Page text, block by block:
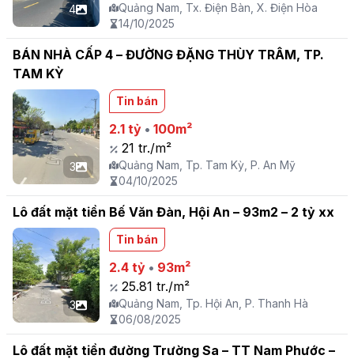
4
Quảng Nam, Tx. Điện Bàn, X. Điện Hòa
14/10/2025
BÁN NHÀ CẤP 4 – ĐƯỜNG ĐẶNG THÙY TRÂM, TP.
TAM KỲ
3
Tin bán
2.1 tỷ •100m²
21 tr./m²
Quảng Nam, Tp. Tam Kỳ, P. An Mỹ
04/10/2025
Lô đất mặt tiền Bế Văn Đàn, Hội An – 93m2 – 2 tỷ xx
3
Tin bán
2.4 tỷ • 93m²
25.81 tr./m²
Quảng Nam, Tp. Hội An, P. Thanh Hà
06/08/2025
Lô đất mặt tiền đường Trường Sa – TT Nam Phước –